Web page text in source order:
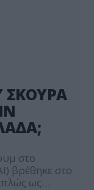
ΣΚΟΥΡΑ
στο
βρέθηκε στο
ως